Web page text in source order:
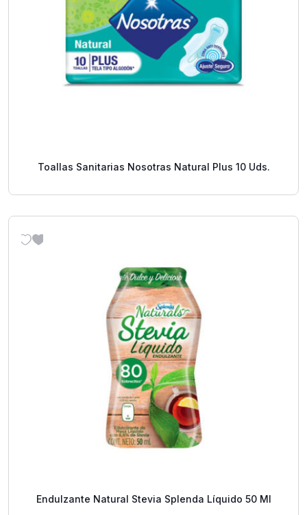
Toallas Sanitarias Nosotras Natural Plus 10 Uds.
Endulzante Natural Stevia Splenda Líquido 50 Ml